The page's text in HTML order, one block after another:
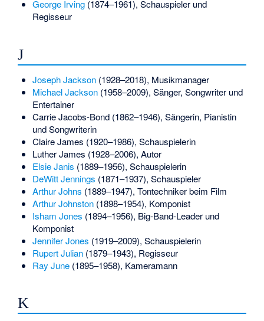
George Irving(1874–1961), Schauspieler und
Regisseur
J
Joseph Jackson(1928–2018), Musikmanager
Michael Jackson(1958–2009), Sänger, Songwriter und
Entertainer
Carrie Jacobs-Bond(1862–1946), Sängerin, Pianistin
und Songwriterin
Claire James (1920–1986), Schauspielerin
Luther James (1928–2006), Autor
Elsie Janis (1889–1956), Schauspielerin
DeWitt Jennings (1871–1937), Schauspieler
Arthur Johns (1889–1947), Tontechniker beim Film
Arthur Johnston(1898–1954), Komponist
Isham Jones (1894–1956), Big-Band-Leader und
Komponist
Jennifer Jones (1919–2009), Schauspielerin
Rupert Julian(1879–1943), Regisseur
Ray June(1895–1958), Kameramann
K